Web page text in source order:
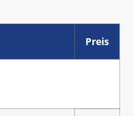
Preis